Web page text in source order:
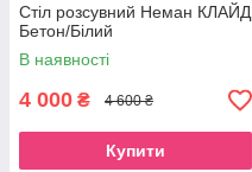
Стіл розсувний Неман КЛАЙД
Бетон/Білий
В наявності
4 000 ₴ 4 600 ₴
Купити